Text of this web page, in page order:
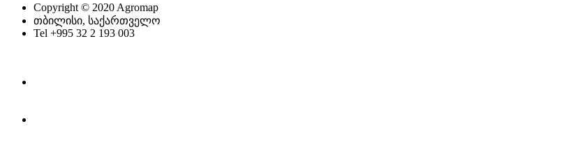
Copyright © 2020 Agromap
თბილისი, საქართველო
Tel +995 32 2 193 003